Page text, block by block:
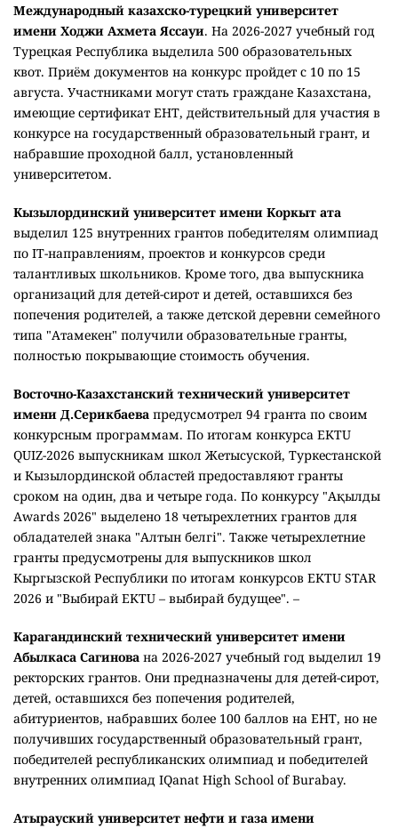
Международный казахско-турецкий университет
имени Ходжи Ахмета Яссауи. На 2026-2027 учебный год
Турецкая Республика выделила 500 образовательных
квот. Приём документов на конкурс пройдет с 10 по 15
августа. Участниками могут стать граждане Казахстана,
имеющие сертификат ЕНТ, действительный для участия в
конкурсе на государственный образовательный грант, и
набравшие проходной балл, установленный
университетом.
Кызылординский университет имени Коркыт ата
выделил 125 внутренних грантов победителям олимпиад
по IT-направлениям, проектов и конкурсов среди
талантливых школьников. Кроме того, два выпускника
организаций для детей-сирот и детей, оставшихся без
попечения родителей, а также детской деревни семейного
типа "Атамекен" получили образовательные гранты,
полностью покрывающие стоимость обучения.
Восточно-Казахстанский технический университет
имени Д.Серикбаева предусмотрел 94 гранта по своим
конкурсным программам. По итогам конкурса EKTU
QUIZ-2026 выпускникам школ Жетысуской, Туркестанской
и Кызылординской областей предоставляют гранты
сроком на один, два и четыре года. По конкурсу "Ақылды
Awards 2026" выделено 18 четырехлетних грантов для
обладателей знака "Алтын белгі". Также четырехлетние
гранты предусмотрены для выпускников школ
Кыргызской Республики по итогам конкурсов EKTU STAR
2026 и "Выбирай EKTU – выбирай будущее". –
Карагандинский технический университет имени
Абылкаса Сагинова на 2026-2027 учебный год выделил 19
ректорских грантов. Они предназначены для детей-сирот,
детей, оставшихся без попечения родителей,
абитуриентов, набравших более 100 баллов на ЕНТ, но не
получивших государственный образовательный грант,
победителей республиканских олимпиад и победителей
внутренних олимпиад IQanat High School of Burabay.
Атырауский университет нефти и газа имени